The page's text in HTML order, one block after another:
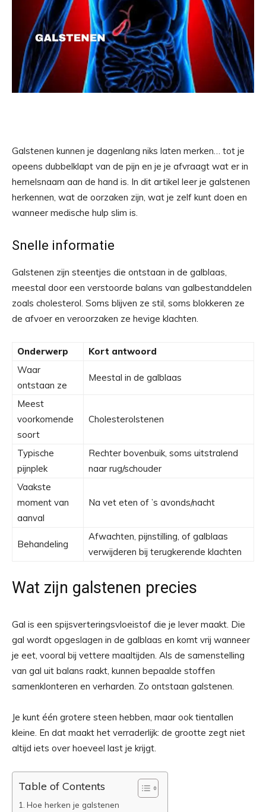
Galstenen kunnen je dagenlang niks laten merken… tot je
opeens dubbelklapt van de pijn en je je afvraagt wat er in
hemelsnaam aan de hand is. In dit artikel leer je galstenen
herkennen, wat de oorzaken zijn, wat je zelf kunt doen en
wanneer medische hulp slim is.
Snelle informatie
Galstenen zijn steentjes die ontstaan in de galblaas,
meestal door een verstoorde balans van galbestanddelen
zoals cholesterol. Soms blijven ze stil, soms blokkeren ze
de afvoer en veroorzaken ze hevige klachten.
Onderwerp
Kort antwoord
Waar
ontstaan ze
Meestal in de galblaas
Meest
voorkomende
soort
Cholesterolstenen
Typische
pijnplek
Rechter bovenbuik, soms uitstralend
naar rug/schouder
Vaakste
moment van
aanval
Na vet eten of ’s avonds/nacht
Behandeling
Afwachten, pijnstilling, of galblaas
verwijderen bij terugkerende klachten
Wat zijn galstenen precies
Gal is een spijsverteringsvloeistof die je lever maakt. Die
gal wordt opgeslagen in de galblaas en komt vrij wanneer
je eet, vooral bij vettere maaltijden. Als de samenstelling
van gal uit balans raakt, kunnen bepaalde stoffen
samenklonteren en verharden. Zo ontstaan galstenen.
Je kunt één grotere steen hebben, maar ook tientallen
kleine. En dat maakt het verraderlijk: de grootte zegt niet
altijd iets over hoeveel last je krijgt.
Table of Contents
Hoe herken je galstenen